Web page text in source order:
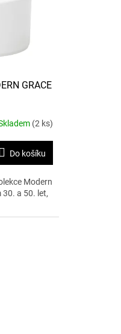
GRACE
(2 ks)
Do košíku
Modern
a 50. let,